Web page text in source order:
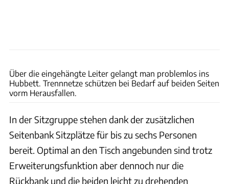
Über die eingehängte Leiter gelangt man problemlos ins
Hubbett. Trennnetze schützen bei Bedarf auf beiden Seiten
vorm Herausfallen.
In der Sitzgruppe stehen dank der zusätzlichen
Seitenbank Sitzplätze für bis zu sechs Personen
bereit. Optimal an den Tisch angebunden sind trotz
Erweiterungsfunktion aber dennoch nur die
Rückbank und die beiden leicht zu drehenden